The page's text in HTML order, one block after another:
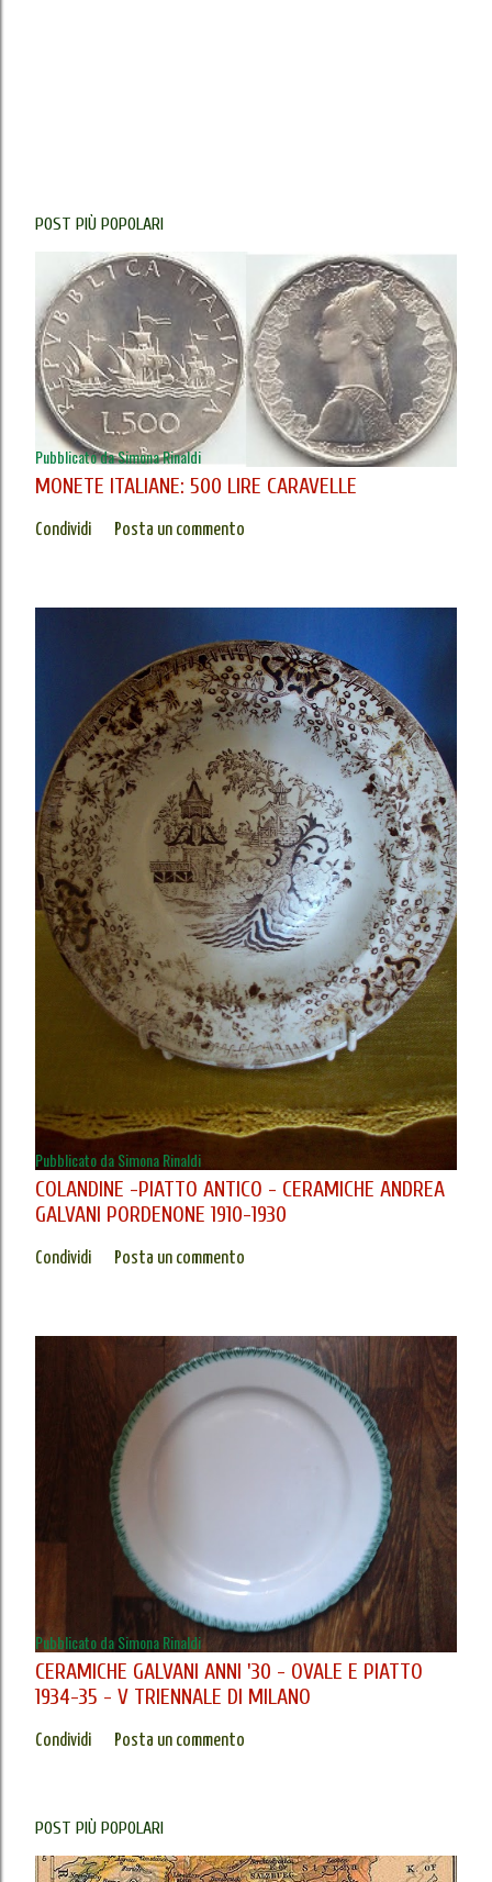
POST PIÙ POPOLARI
Pubblicato daSimona Rinaldi
MONETE ITALIANE: 500 LIRE CARAVELLE
Condividi Posta un commento
Pubblicato daSimona Rinaldi
COLANDINE -PIATTO ANTICO - CERAMICHE ANDREA
GALVANI PORDENONE 1910-1930
Condividi Posta un commento
Pubblicato daSimona Rinaldi
CERAMICHE GALVANI ANNI '30 - OVALE E PIATTO
1934-35 - V TRIENNALE DI MILANO
Condividi Posta un commento
POST PIÙ POPOLARI